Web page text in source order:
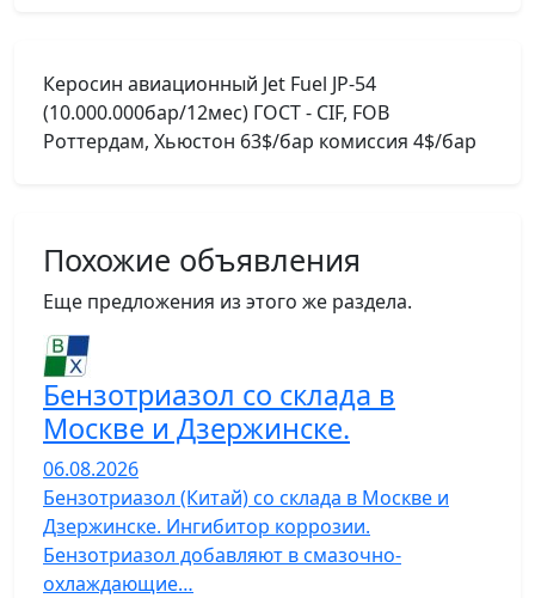
Керосин авиационный Jet Fuel JP-54
(10.000.000бар/12мес) ГОСТ - СIF, FOB
Роттердам, Хьюстон 63$/бар комиссия 4$/бар
Похожие объявления
Еще предложения из этого же раздела.
Бензотриазол со склада в
Москве и Дзержинске.
06.08.2026
Бензотриазол (Китай) со склада в Москве и
Дзержинске. Ингибитор коррозии.
Бензотриазол добавляют в смазочно-
охлаждающие…